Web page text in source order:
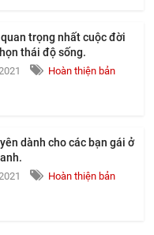
trọng nhất cuộc đời
thái độ sống.
Hoàn thiện bản
dành cho các bạn gái ở
Hoàn thiện bản